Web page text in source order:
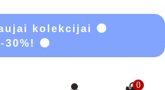
kolekcijai ⚫
30%! ⚫
0